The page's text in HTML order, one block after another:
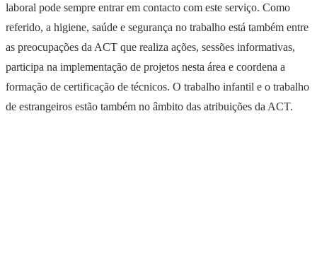
laboral pode sempre entrar em contacto com este serviço. Como
referido, a higiene, saúde e segurança no trabalho está também entre
as preocupações da ACT que realiza ações, sessões informativas,
participa na implementação de projetos nesta área e coordena a
formação de certificação de técnicos. O trabalho infantil e o trabalho
de estrangeiros estão também no âmbito das atribuições da ACT.